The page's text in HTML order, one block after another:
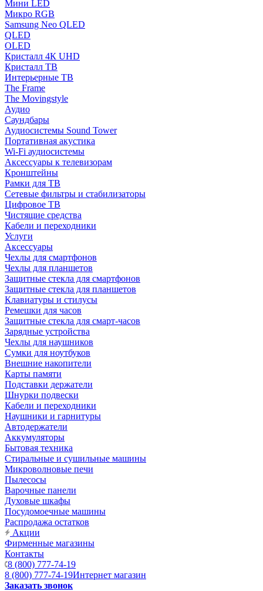
Мини LED
Микро RGB
Samsung Neo QLED
QLED
OLED
Кристалл 4К UHD
Кристалл ТВ
Интерьерные ТВ
The Frame
The Movingstyle
Аудио
Саундбары
Аудиосистемы Sound Tower
Портативная акустика
Wi-Fi аудиосистемы
Аксессуары к телевизорам
Кронштейны
Рамки для ТВ
Сетевые фильтры и стабилизаторы
Цифровое ТВ
Чистящие средства
Кабели и переходники
Услуги
Аксессуары
Чехлы для смартфонов
Чехлы для планшетов
Защитные стекла для смартфонов
Защитные стекла для планшетов
Клавиатуры и стилусы
Ремешки для часов
Защитные стекла для смарт-часов
Зарядные устройства
Чехлы для наушников
Сумки для ноутбуков
Внешние накопители
Карты памяти
Подставки держатели
Шнурки подвески
Кабели и переходники
Наушники и гарнитуры
Автодержатели
Аккумуляторы
Бытовая техника
Стиральные и сушильные машины
Микроволновые печи
Пылесосы
Варочные панели
Духовые шкафы
Посудомоечные машины
Распродажа остатков
Акции
Фирменные магазины
Контакты
8 (800) 777-74-19
8 (800) 777-74-19Интернет магазин
Заказать звонок